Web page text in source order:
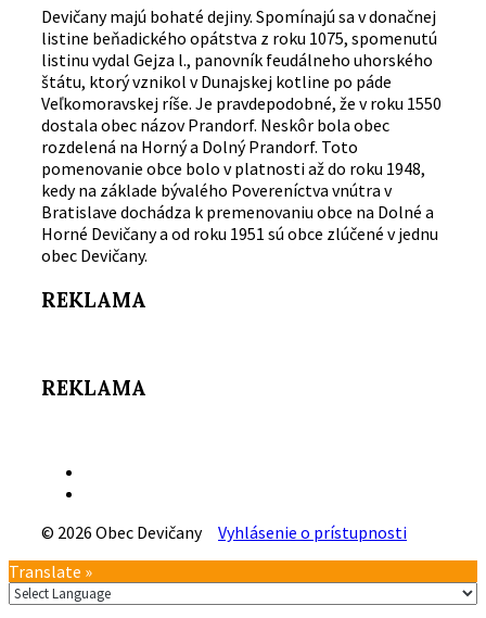
Devičany majú bohaté dejiny. Spomínajú sa v donačnej
listine beňadického opátstva z roku 1075, spomenutú
listinu vydal Gejza l., panovník feudálneho uhorského
štátu, ktorý vznikol v Dunajskej kotline po páde
Veľkomoravskej ríše. Je pravdepodobné, že v roku 1550
dostala obec názov Prandorf. Neskôr bola obec
rozdelená na Horný a Dolný Prandorf. Toto
pomenovanie obce bolo v platnosti až do roku 1948,
kedy na základe bývalého Povereníctva vnútra v
Bratislave dochádza k premenovaniu obce na Dolné a
Horné Devičany a od roku 1951 sú obce zlúčené v jednu
obec Devičany.
REKLAMA
REKLAMA
© 2026 Obec Devičany Vyhlásenie o prístupnosti
Návrat
na
Translate »